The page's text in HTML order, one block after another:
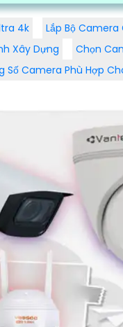
kiện ánh...
4k Lắp Bộ
Xây Dựng Chọn
Số Camera Phù Hợp